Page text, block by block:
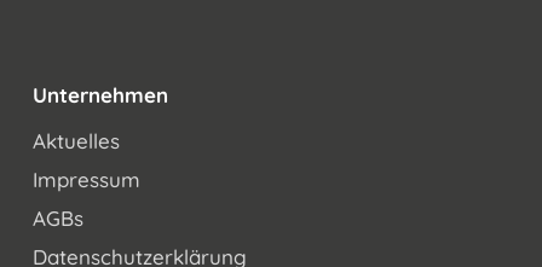
Unternehmen
Aktuelles
Impressum
AGBs
Datenschutzerklärung